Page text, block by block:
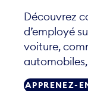
Découvrez
d’employé
voiture,
automobiles,
APPRENEZ-